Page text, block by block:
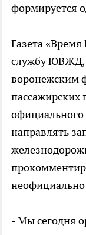
формируется
Газета «Время
службу ЮВЖД,
воронежским
пассажирских
направлять
- Мы сегодня